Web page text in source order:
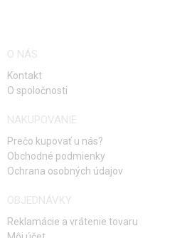
O NÁS
Kontakt
O spoločnosti
NAKUPOVANIE
Prečo kupovať u nás?
Obchodné podmienky
Ochrana osobných údajov
OBJEDNÁVKY
Reklamácie a vrátenie tovaru